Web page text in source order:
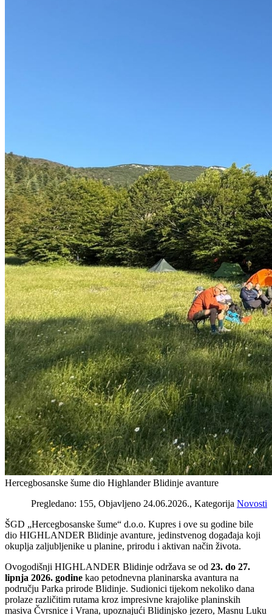
Hercegbosanske šume dio Highlander Blidinje avanture
Pregledano: 155, Objavljeno 24.06.2026., Kategorija Novosti
ŠGD „Hercegbosanske šume“ d.o.o. Kupres i ove su godine bile
dio HIGHLANDER Blidinje avanture, jedinstvenog događaja koji
okuplja zaljubljenike u planine, prirodu i aktivan način života.
Ovogodišnji HIGHLANDER Blidinje održava se od 23. do 27.
lipnja 2026. godine kao petodnevna planinarska avantura na
području Parka prirode Blidinje. Sudionici tijekom nekoliko dana
prolaze različitim rutama kroz impresivne krajolike planinskih
masiva Čvrsnice i Vrana, upoznajući Blidinjsko jezero, Masnu Luku